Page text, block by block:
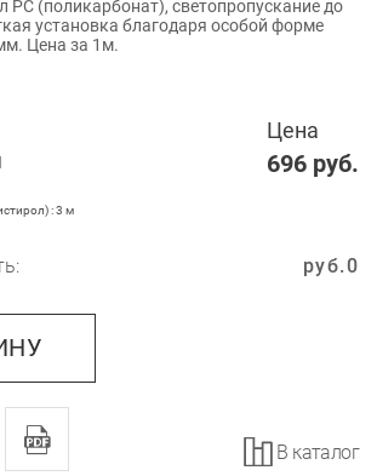
PC (поликарбонат), светопропускание до
установка благодаря особой форме
Цена за 1м.
Цена
696 руб.
: 3 м
0
руб.
В каталог